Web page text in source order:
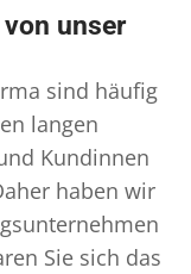
unser
sind häufig
langen
Kundinnen
haben wir
Sie sich das